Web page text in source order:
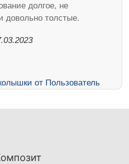
долгое, не
довольно толстые.